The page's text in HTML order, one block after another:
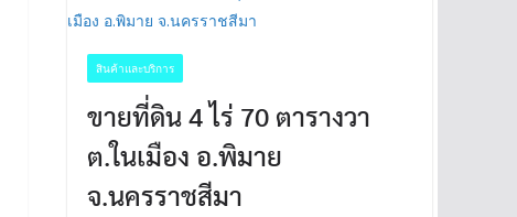
สินค้าและบริการ
ขายที่ดิน 4 ไร่ 70 ตารางวา
ต.ในเมือง อ.พิมาย
จ.นครราชสีมา